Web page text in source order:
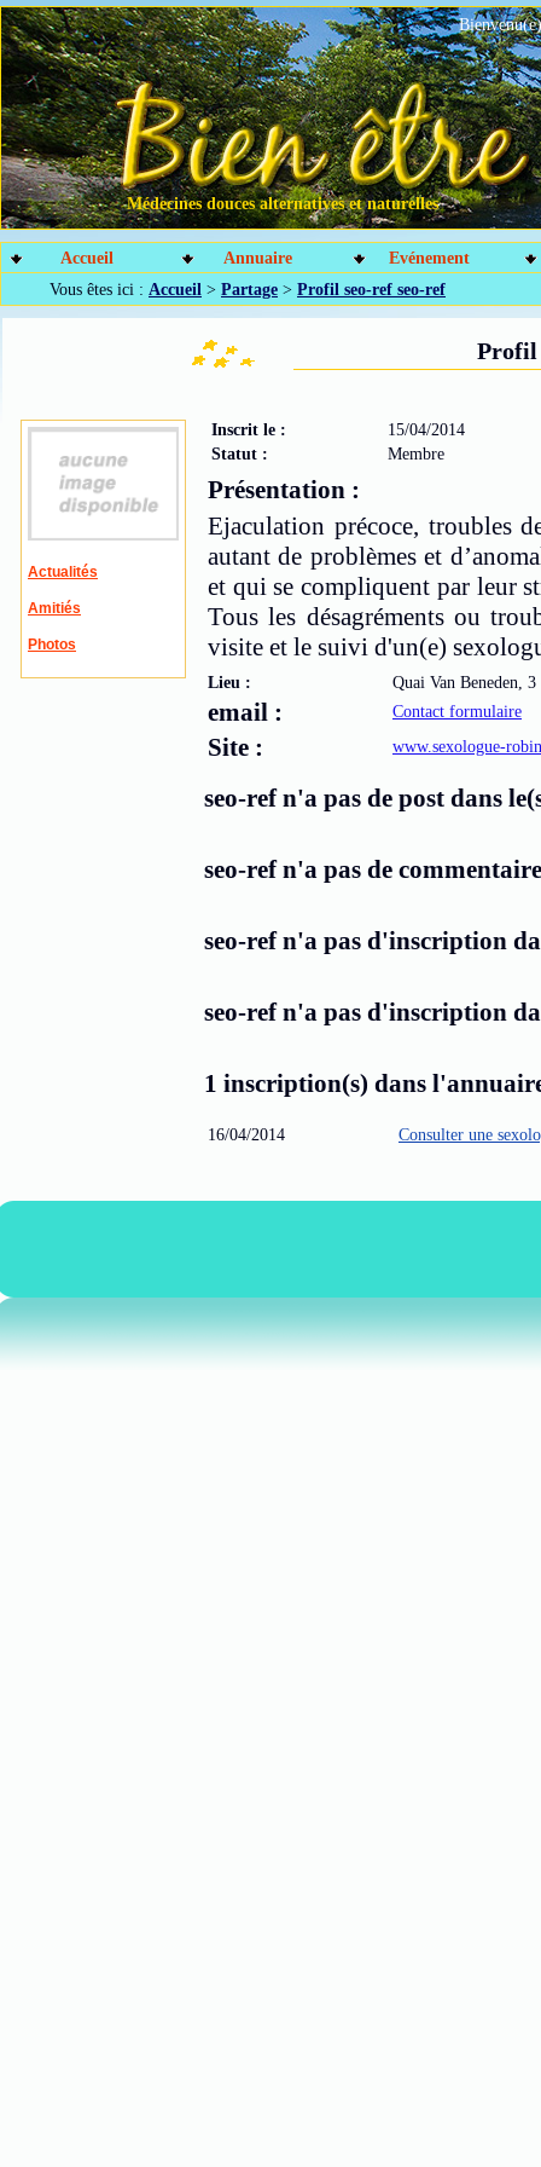
Médecines douces alternatives et naturelles
Accueil Annuaire
Evénement
Vous êtes ici : Accueil > Partage > Profil seo-ref seo-ref
Profil
Actualités
Amitiés
Photos
Inscrit le :
15/04/2014
Statut :
Membre
Présentation :
Ejaculation précoce, troubles
autant de problèmes et
et qui se compliquent par leur
Tous les désagréments ou
visite et le suivi d'un(e)
Lieu : Quai Van Beneden,
email : Contact formulaire
Site : www.sexologue-
seo-ref n'a pas de post dans
seo-ref n'a pas de
seo-ref n'a pas d'inscription
seo-ref n'a pas d'inscription
1 inscription(s) dans
16/04/2014 Consulter une